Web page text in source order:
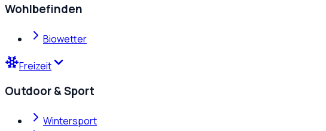
Wohlbefinden
Biowetter
Freizeit
Outdoor & Sport
Wintersport